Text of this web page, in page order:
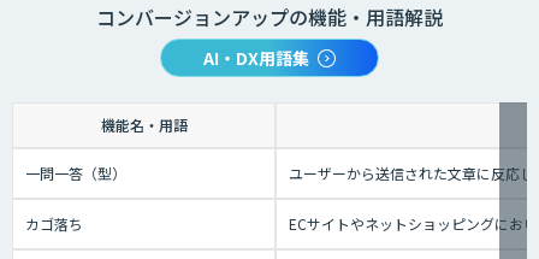
コンバージョンアップの機能・用語解説
AI・DX用語集
機能名・用語
一問一答（型） ユーザーから送信された文章に反応
カゴ落ち ECサイトやネットショッピングにお